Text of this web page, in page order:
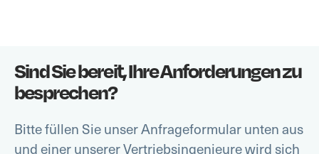
Sind Sie bereit, Ihre Anforderungen zu
besprechen?
Bitte füllen Sie unser Anfrageformular unten aus
und einer unserer Vertriebsingenieure wird sich